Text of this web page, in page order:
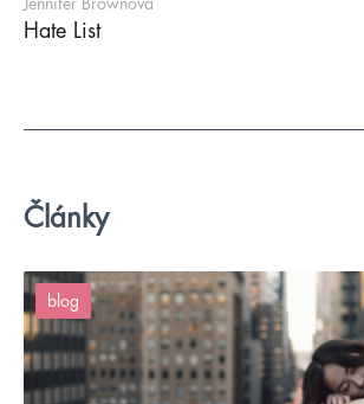
Jennifer Brownová
Hate List
Články
blog